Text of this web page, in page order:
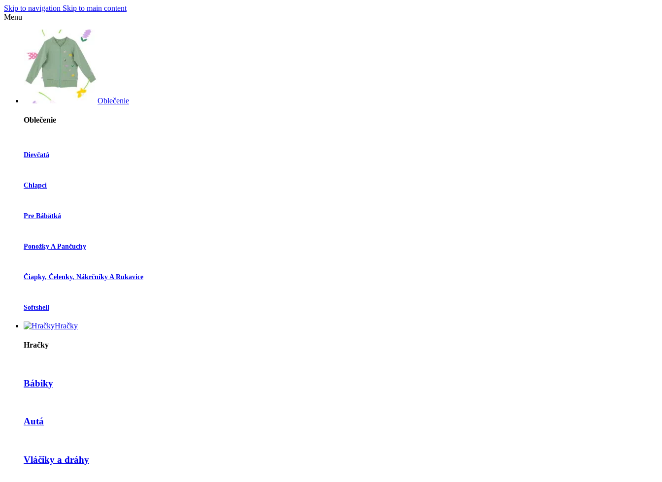
Skip to navigation Skip to main content
Menu
Oblečenie
Oblečenie
Dievčatá
Chlapci
Pre Bábätká
Ponožky A Pančuchy
Čiapky, Čelenky, Nákrčníky A Rukavice
Softshell
Hračky
Hračky
Bábiky
Autá
Vláčiky a dráhy